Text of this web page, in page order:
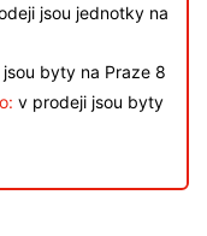
jsou jednotky na
byty na Praze 8
v prodeji jsou byty